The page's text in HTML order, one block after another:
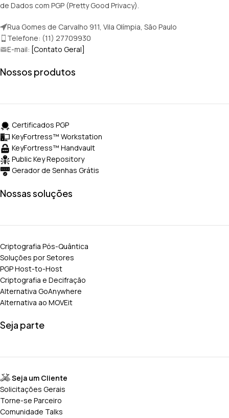
de Dados com PGP (Pretty Good Privacy).
Rua Gomes de Carvalho 911, Vila Olímpia, São Paulo
Telefone: (11) 27709930
E-mail: [Contato Geral]
Nossos produtos
Certificados PGP
KeyFortress™ Workstation
KeyFortress™ Handvault
Public Key Repository
Gerador de Senhas Grátis
Nossas soluções
Criptografia Pós-Quântica
Soluções por Setores
PGP Host-to-Host
Criptografia e Decifração
Alternativa GoAnywhere
Alternativa ao MOVEit
Seja parte
Seja um Cliente
Solicitações Gerais
Torne-se Parceiro
Comunidade Talks